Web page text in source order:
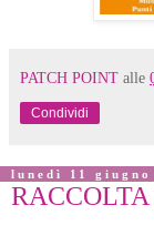
PATCH POINT alle
Condividi
lunedì 11 giugno